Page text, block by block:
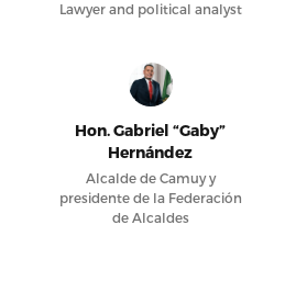
Lawyer and political analyst
Hon. Gabriel “Gaby”
Hernández
Alcalde de Camuy y
presidente de la Federación
de Alcaldes